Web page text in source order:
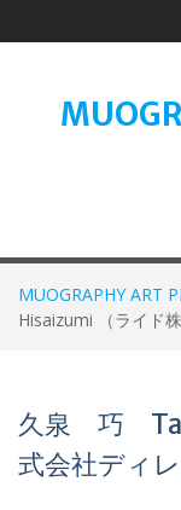
to
MUOGRAPHY ART
Hisaizumi （ライド
久泉 巧
式会社ディレ